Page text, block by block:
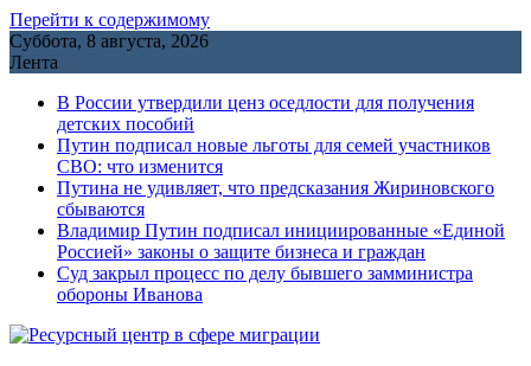
Перейти к содержимому
Суббота, 8 августа, 2026
Лента
В России утвердили ценз оседлости для получения
детских пособий
Путин подписал новые льготы для семей участников
СВО: что изменится
Путина не удивляет, что предсказания Жириновского
сбываются
Владимир Путин подписал инициированные «Единой
Россией» законы о защите бизнеса и граждан
Cуд закрыл процесс по делу бывшего замминистра
обороны Иванова